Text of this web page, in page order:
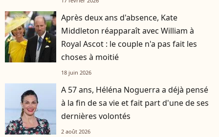
Après deux ans d'absence, Kate
Middleton réapparaît avec William à
Royal Ascot : le couple n'a pas fait les
choses à moitié
18 juin 2026
A 57 ans, Héléna Noguerra a déjà pensé
à la fin de sa vie et fait part d'une de ses
dernières volontés
2 août 2026